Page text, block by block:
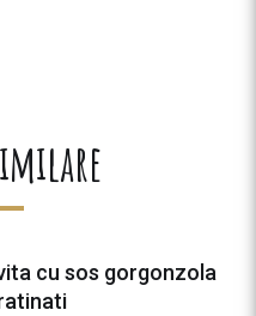
cu sos gorgonzola